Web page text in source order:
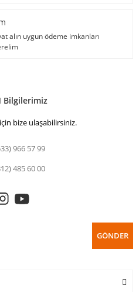
alın uygun ödeme imkanları
Bilgilerimiz
bize ulaşabilirsiniz.
966 57 99
485 60 00
GÖNDER